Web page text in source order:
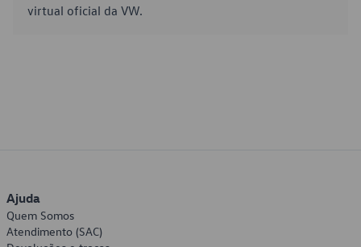
virtual oficial da VW.
Ajuda
Quem Somos
Atendimento (SAC)